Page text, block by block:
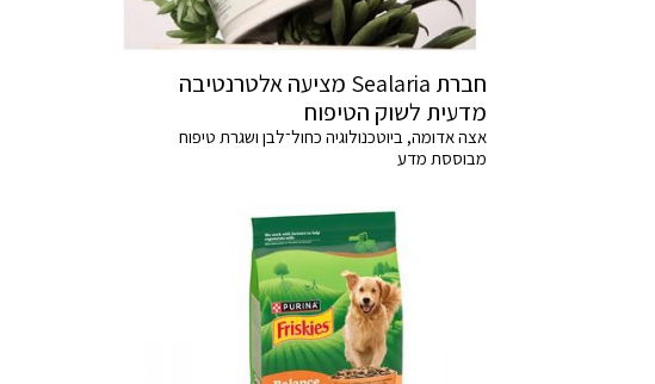
חברת Sealaria מציעה אלטרנטיבה
מדעית לשוק הטיפוח
אצה אדומה, ביוטכנולוגיה כחול־לבן ושגרת טיפוח
מבוססת מדע